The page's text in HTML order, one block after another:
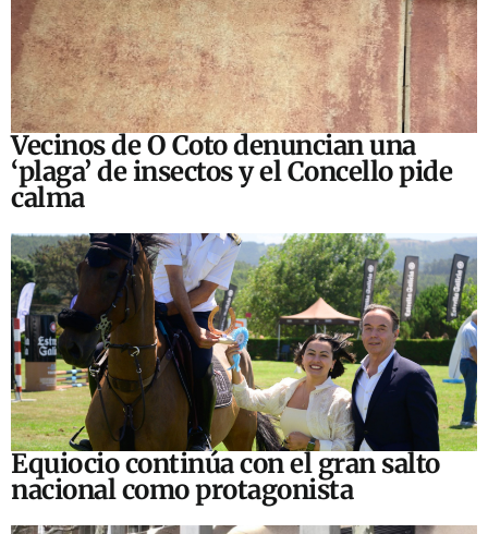
Vecinos de O Coto denuncian una
‘plaga’ de insectos y el Concello pide
calma
Equiocio continúa con el gran salto
nacional como protagonista